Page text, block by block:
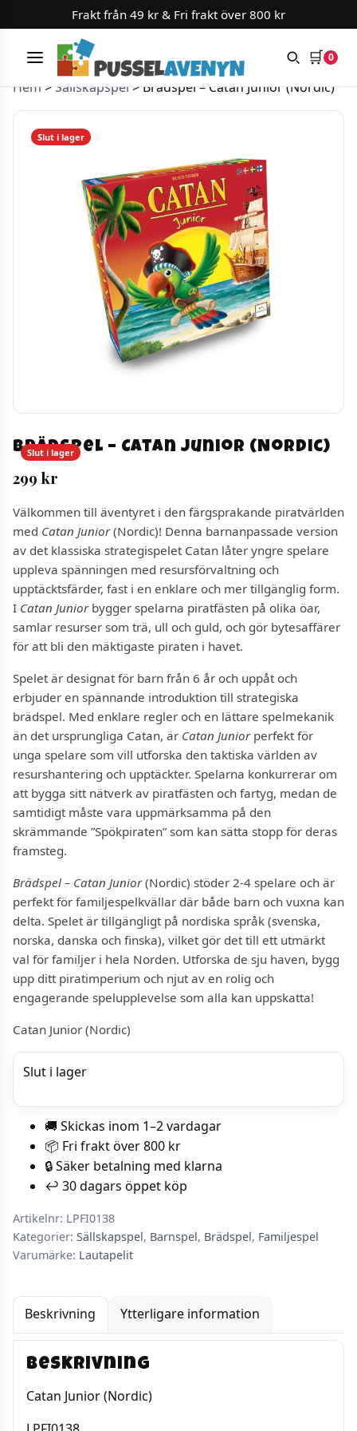
Hoppa till innehåll
Frakt från 49 kr & Fri frakt över 800 kr
Meny 🛒 0
Hem>Sällskapspel>Brädspel – Catan Junior (Nordic)
Slut i lager
Brädspel – Catan Junior (Nordic)
299 kr
Slut i lager
Välkommen till äventyret i den färgsprakande piratvärlden
med Catan Junior(Nordic)! Denna barnanpassade version
av det klassiska strategispelet Catan låter yngre spelare
uppleva spänningen med resursförvaltning och
upptäcktsfärder, fast i en enklare och mer tillgänglig form.
I Catan Juniorbygger spelarna piratfästen på olika öar,
samlar resurser som trä, ull och guld, och gör bytesaffärer
för att bli den mäktigaste piraten i havet.
Spelet är designat för barn från 6 år och uppåt och
erbjuder en spännande introduktion till strategiska
brädspel. Med enklare regler och en lättare spelmekanik
än det ursprungliga Catan, är Catan Juniorperfekt för
unga spelare som vill utforska den taktiska världen av
resurshantering och upptäckter. Spelarna konkurrerar om
att bygga sitt nätverk av piratfästen och fartyg, medan de
samtidigt måste vara uppmärksamma på den
skrämmande ”Spökpiraten” som kan sätta stopp för deras
framsteg.
Brädspel – Catan Junior(Nordic) stöder 2-4 spelare och är
perfekt för familjespelkvällar där både barn och vuxna kan
delta. Spelet är tillgängligt på nordiska språk (svenska,
norska, danska och finska), vilket gör det till ett utmärkt
val för familjer i hela Norden. Utforska de sju haven, bygg
upp ditt piratimperium och njut av en rolig och
engagerande spelupplevelse som alla kan uppskatta!
Catan Junior (Nordic)
Slut i lager
🚚 Skickas inom 1–2 vardagar
📦 Fri frakt över 800 kr
🔒 Säker betalning med klarna
↩️ 30 dagars öppet köp
Artikelnr: LPFI0138
Kategorier: Sällskapspel, Barnspel, Brädspel, Familjespel
Varumärke: Lautapelit
Beskrivning Ytterligare information
Beskrivning
Catan Junior (Nordic)